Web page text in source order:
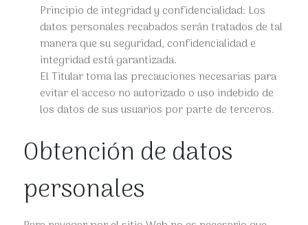
Principio de integridad y confidencialidad: Los
datos personales recabados serán tratados de tal
manera que su seguridad, confidencialidad e
integridad está garantizada.
El Titular toma las precauciones necesarias para
evitar el acceso no autorizado o uso indebido de
los datos de sus usuarios por parte de terceros.
Obtención de datos
personales